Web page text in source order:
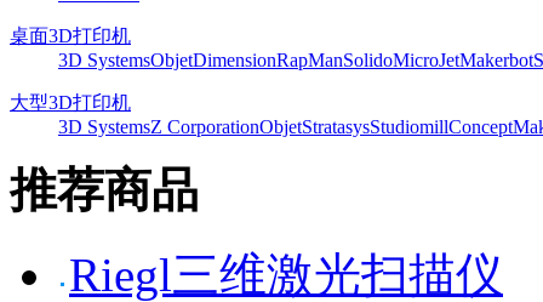
桌面3D打印机
3D SystemsObjetDimensionRapManSolidoMicroJetMakerbot
大型3D打印机
3D SystemsZ CorporationObjetStratasysStudiomillConcept
推荐商品
Riegl三维激光扫描仪